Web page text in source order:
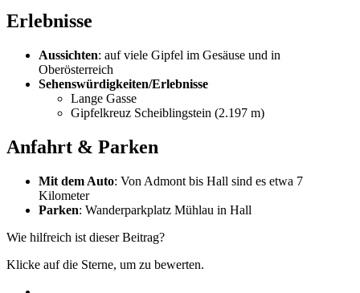
Erlebnisse
Aussichten: auf viele Gipfel im Gesäuse und in
Oberösterreich
Sehenswürdigkeiten/Erlebnisse
Lange Gasse
Gipfelkreuz Scheiblingstein (2.197 m)
Anfahrt & Parken
Mit dem Auto: Von Admont bis Hall sind es etwa 7
Kilometer
Parken: Wanderparkplatz Mühlau in Hall
Wie hilfreich ist dieser Beitrag?
Klicke auf die Sterne, um zu bewerten.